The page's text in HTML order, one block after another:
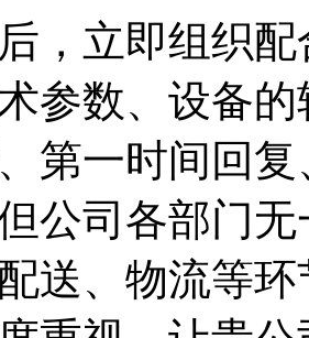
，立即组织
参数、设备
第一时间回
公司各部门
送、物流等